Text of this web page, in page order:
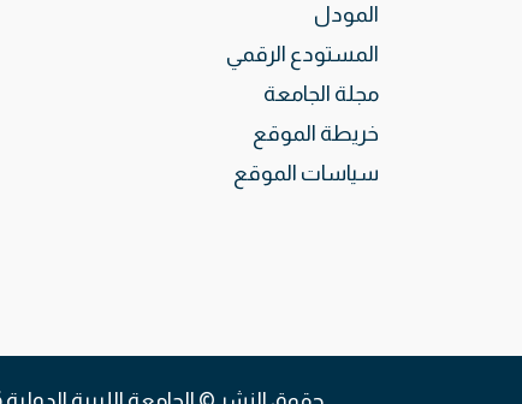
المودل
المستودع الرقمي
مجلة الجامعة
خريطة الموقع
سياسات الموقع